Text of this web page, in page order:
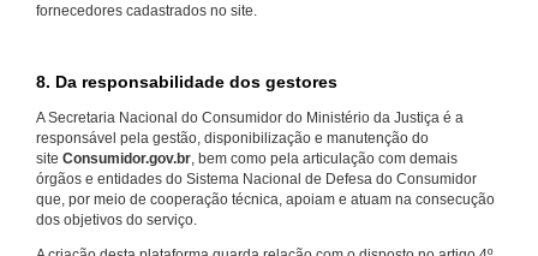
fornecedores cadastrados no site.
8. Da responsabilidade dos gestores
A Secretaria Nacional do Consumidor do Ministério da Justiça é a
responsável pela gestão, disponibilização e manutenção do
site Consumidor.gov.br, bem como pela articulação com demais
órgãos e entidades do Sistema Nacional de Defesa do Consumidor
que, por meio de cooperação técnica, apoiam e atuam na consecução
dos objetivos do serviço.